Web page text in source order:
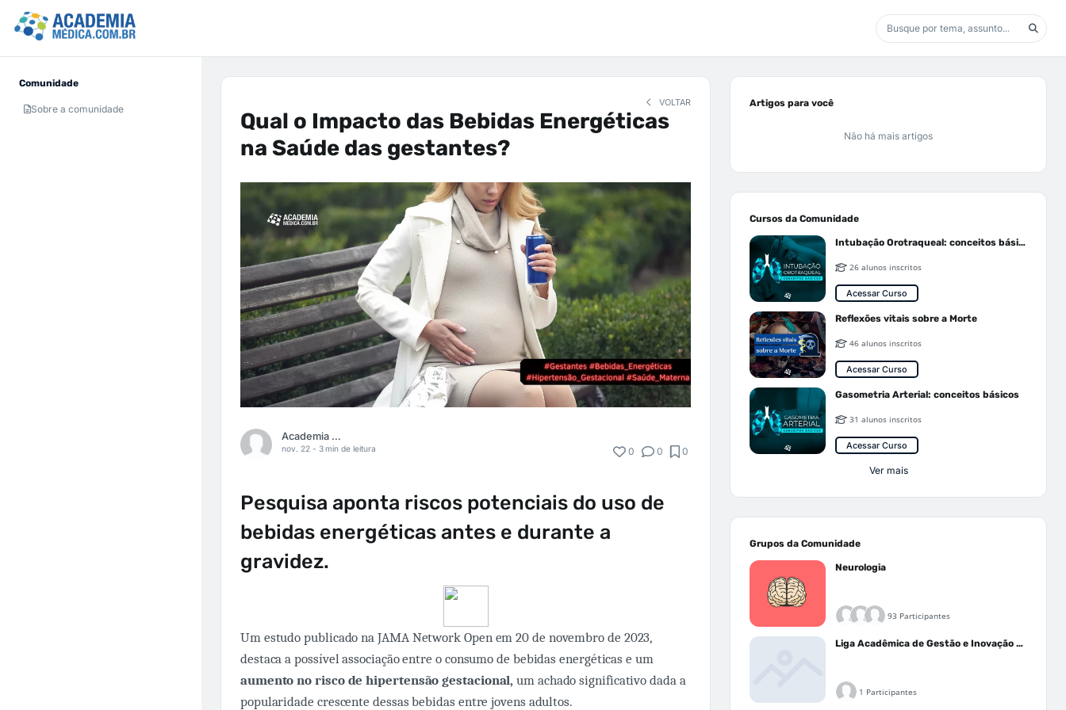
Comunidade
Sobre a comunidade
VOLTAR
Qual o Impacto das Bebidas Energéticas
na Saúde das gestantes?
Academia Médica
nov. 22 - 3 min de leitura 0 0 0
Pesquisa aponta riscos potenciais do uso de
bebidas energéticas antes e durante a
gravidez.
Um estudo publicado na JAMA Network Open em 20 de novembro de 2023,
destaca a possível associação entre o consumo de bebidas energéticas e um
aumento no risco de hipertensão gestacional, um achado significativo dada a
popularidade crescente dessas bebidas entre jovens adultos.
Artigos para você
Não há mais artigos
Cursos da Comunidade
Intubação Orotraqueal: conceitos básicos
26 alunos inscritos
Acessar Curso
Reflexões vitais sobre a Morte
46 alunos inscritos
Acessar Curso
Gasometria Arterial: conceitos básicos
31 alunos inscritos
Acessar Curso
Ver mais
Grupos da Comunidade
Neurologia
93 Participantes
Liga Acadêmica de Gestão e Inovação Médica - LAGIM
1 Participantes